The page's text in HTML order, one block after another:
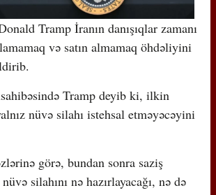
Tramp İranın danışıqlar zamanı
və satın almamaq öhdəliyini
Tramp deyib ki, ilkin
nüvə silahı istehsal etməyəcəyini
görə, bundan sonra saziş
silahını nə hazırlayacağı, nə də